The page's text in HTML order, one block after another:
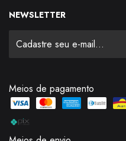
NEWSLETTER
Meios de pagamento